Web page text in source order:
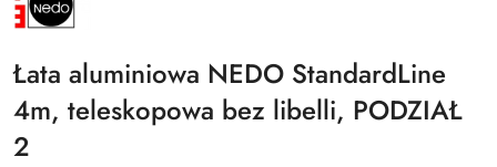
NEDO
Łata aluminiowa NEDO StandardLine
4m, teleskopowa bez libelli, PODZIAŁ
2